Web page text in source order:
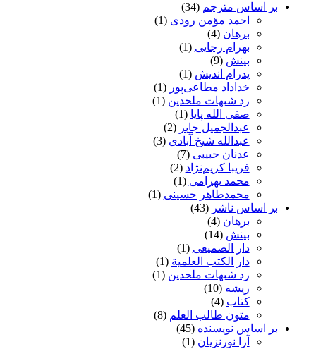
بر اساس مترجم (34)
احمد مؤمن رودی (1)
برهان (4)
بهرام رجایی (1)
بینش (9)
پدرام اندیش (1)
خداداد مطاعی‌پور (1)
رد شبهات ملحدین (1)
صفی الله پایا (1)
عبدالجمیل جابر (2)
عبدالله شیخ آبادی (3)
عدنان حبیبی (7)
فریبا کریم‌نژاد (2)
محمد بهرامی (1)
محمدطاهر حسینی (1)
بر اساس ناشر (43)
برهان (4)
بینش (14)
دار الصمیعی (1)
دار الکتب العلمیة (1)
رد شبهات ملحدین (1)
ریشه (10)
کتاب (4)
متون طالب العلم (8)
بر اساس نویسنده (45)
آرا نورنزیان (1)